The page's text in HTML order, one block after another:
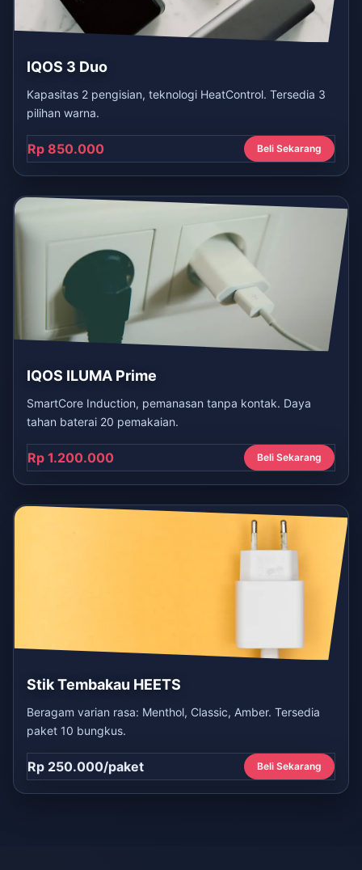
IQOS 3 Duo
Kapasitas 2 pengisian, teknologi HeatControl. Tersedia 3
pilihan warna.
Rp 850.000 Beli Sekarang
IQOS ILUMA Prime
SmartCore Induction, pemanasan tanpa kontak. Daya
tahan baterai 20 pemakaian.
Rp 1.200.000 Beli Sekarang
Stik Tembakau HEETS
Beragam varian rasa: Menthol, Classic, Amber. Tersedia
paket 10 bungkus.
Rp 250.000/paket Beli Sekarang